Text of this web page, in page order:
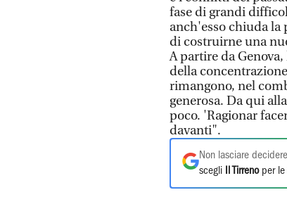
fase di grandi
anch'esso chiuda la
di costruirne una
A partire da
della
rimangono, nel
generosa. Da qui
poco. 'Ragionar
davanti".
Non lasciare
scegli
Il Tirrenoper le